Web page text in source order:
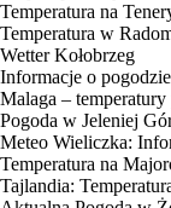
Temperatura na
Temperatura w
Wetter Kołobrzeg
Informacje o
Malaga – temperatury
Pogoda w Jeleniej
Meteo Wieliczka:
Temperatura na
Tajlandia: